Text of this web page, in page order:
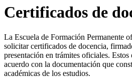
Certificados de
La Escuela de Formación Permanente
solicitar certificados de docencia,
presentación en trámites oficiales.
acuerdo con la documentación que
académicas de los estudios.